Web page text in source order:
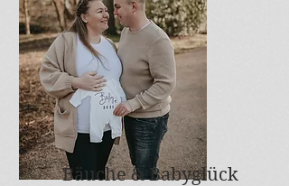
Bäuche & Babyglück